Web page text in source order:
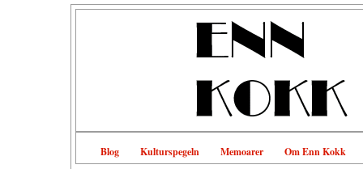
Blog Kulturspegeln Memoarer Om Enn Kokk